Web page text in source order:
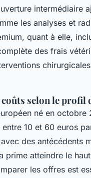
intermédiaire
les analyses et
quant à elle,
des frais
coûts selon le profil
né en octobre
10 et 60 euros
des antécédents
prime atteindre le
les offres est